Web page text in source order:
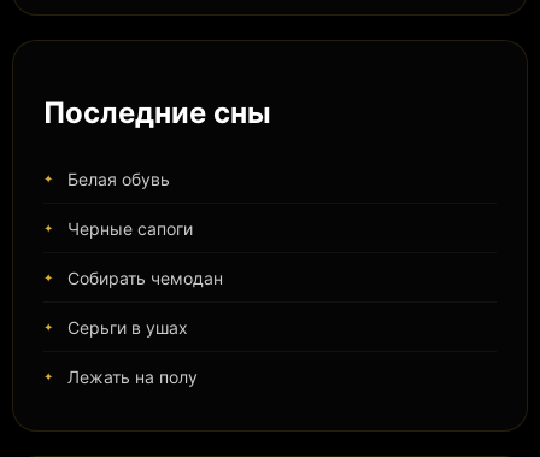
Последние сны
Белая обувь
Черные сапоги
Собирать чемодан
Серьги в ушах
Лежать на полу